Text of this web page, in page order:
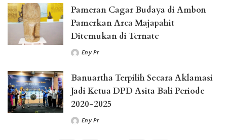
Pameran Cagar Budaya di Ambon
Pamerkan Arca Majapahit
Ditemukan di Ternate
PostedEny Pr
Banuartha Terpilih Secara Aklamasi
Jadi Ketua DPD Asita Bali Periode
2020-2025
PostedEny Pr